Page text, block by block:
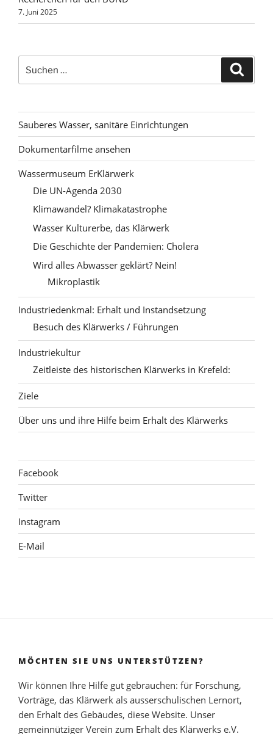
7. Juni 2025
nach:
Sauberes Wasser, sanitäre Einrichtungen
Dokumentarfilme ansehen
Wassermuseum ErKlärwerk
Die UN-Agenda 2030
Klimawandel? Klimakatastrophe
Wasser Kulturerbe, das Klärwerk
Die Geschichte der Pandemien: Cholera
Wird alles Abwasser geklärt? Nein!
Mikroplastik
Industriedenkmal: Erhalt und Instandsetzung
Besuch des Klärwerks / Führungen
Industriekultur
Zeitleiste des historischen Klärwerks in Krefeld:
Ziele
Über uns und ihre Hilfe beim Erhalt des Klärwerks
Facebook
Twitter
Instagram
E-Mail
MÖCHTEN SIE UNS UNTERSTÜTZEN?
Wir können Ihre Hilfe gut gebrauchen: für Forschung,
Vorträge, das Klärwerk als ausserschulischen Lernort,
den Erhalt des Gebäudes, diese Website. Unser
gemeinnütziger Verein zum Erhalt des Klärwerks e.V.